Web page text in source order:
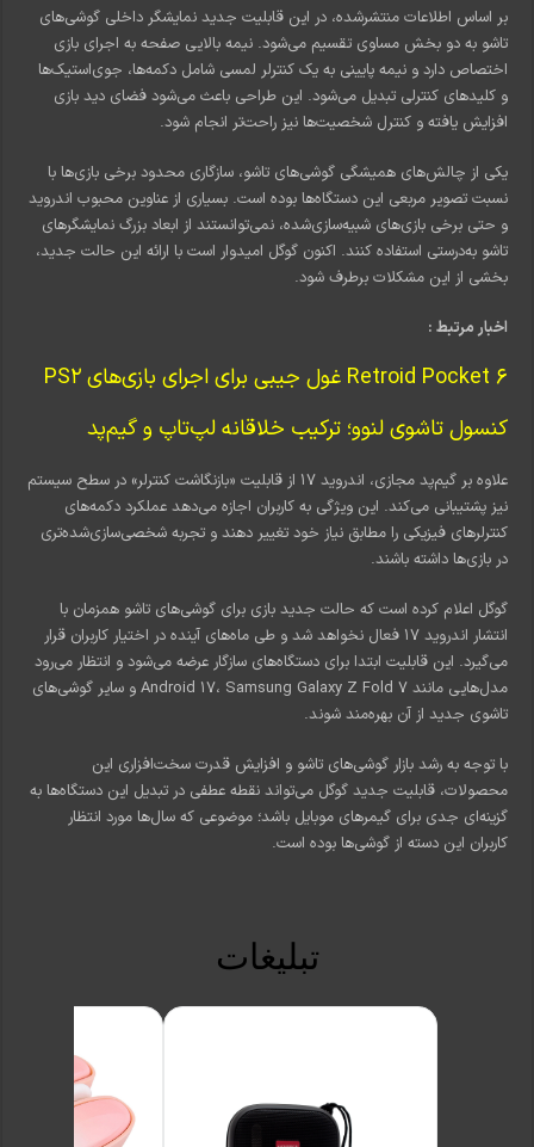
بر اساس اطلاعات منتشرشده، در این قابلیت جدید نمایشگر داخلی گوشی‌های
تاشو به دو بخش مساوی تقسیم می‌شود. نیمه بالایی صفحه به اجرای بازی
اختصاص دارد و نیمه پایینی به یک کنترلر لمسی شامل دکمه‌ها، جوی‌استیک‌ها
و کلیدهای کنترلی تبدیل می‌شود. این طراحی باعث می‌شود فضای دید بازی
افزایش یافته و کنترل شخصیت‌ها نیز راحت‌تر انجام شود.
یکی از چالش‌های همیشگی گوشی‌های تاشو، سازگاری محدود برخی بازی‌ها با
نسبت تصویر مربعی این دستگاه‌ها بوده است. بسیاری از عناوین محبوب اندروید
و حتی برخی بازی‌های شبیه‌سازی‌شده، نمی‌توانستند از ابعاد بزرگ نمایشگرهای
تاشو به‌درستی استفاده کنند. اکنون گوگل امیدوار است با ارائه این حالت جدید،
بخشی از این مشکلات برطرف شود.
اخبار مرتبط :
Retroid Pocket 6 غول جیبی برای اجرای بازی‌های
PS2
کنسول تاشوی لنوو؛ ترکیب خلاقانه لپ‌تاپ و گیم‌پد
علاوه بر گیم‌پد مجازی، اندروید ۱۷ از قابلیت «بازنگاشت کنترلر» در سطح سیستم
نیز پشتیبانی می‌کند. این ویژگی به کاربران اجازه می‌دهد عملکرد دکمه‌های
کنترلرهای فیزیکی را مطابق نیاز خود تغییر دهند و تجربه شخصی‌سازی‌شده‌تری
در بازی‌ها داشته باشند.
گوگل اعلام کرده است که حالت جدید بازی برای گوشی‌های تاشو همزمان با
انتشار اندروید ۱۷ فعال نخواهد شد و طی ماه‌های آینده در اختیار کاربران قرار
می‌گیرد. این قابلیت ابتدا برای دستگاه‌های سازگار عرضه می‌شود و انتظار می‌رود
مدل‌هایی مانند Android 17، Samsung Galaxy Z Fold 7 و سایر گوشی‌های
تاشوی جدید از آن بهره‌مند شوند.
با توجه به رشد بازار گوشی‌های تاشو و افزایش قدرت سخت‌افزاری این
محصولات، قابلیت جدید گوگل می‌تواند نقطه عطفی در تبدیل این دستگاه‌ها به
گزینه‌ای جدی برای گیمرهای موبایل باشد؛ موضوعی که سال‌ها مورد انتظار
کاربران این دسته از گوشی‌ها بوده است.
تبلیغات